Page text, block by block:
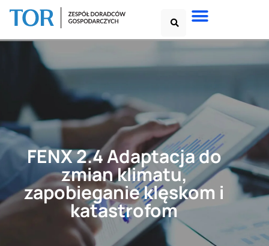
FENX 2.4 Adaptacja do
zmian klimatu,
zapobieganie klęskom i
katastrofom